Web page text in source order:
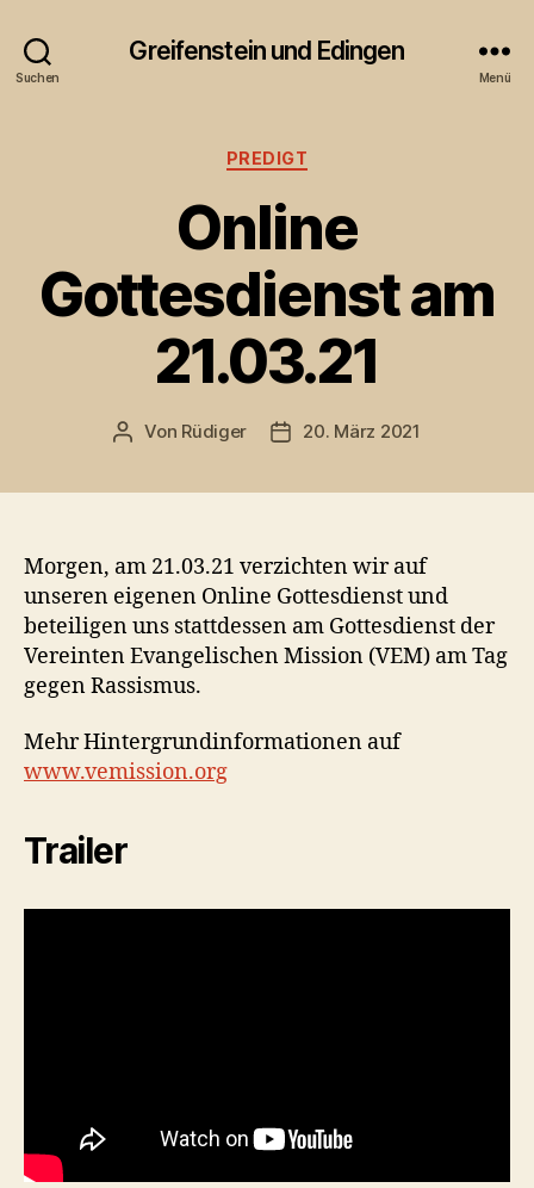
Suchen
Greifenstein und Edingen
Menü
Kategorien
PREDIGT
Online
Gottesdienst am
21.03.21
Beitragsautor
Von Rüdiger Veröffentlichungsdatum
20. März 2021
Morgen, am 21.03.21 verzichten wir auf
unseren eigenen Online Gottesdienst und
beteiligen uns stattdessen am Gottesdienst der
Vereinten Evangelischen Mission (VEM) am Tag
gegen Rassismus.
Mehr Hintergrundinformationen auf
www.vemission.org
Trailer